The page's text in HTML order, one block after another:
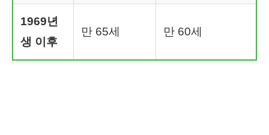
1969년
생 이후
만 65세 만 60세